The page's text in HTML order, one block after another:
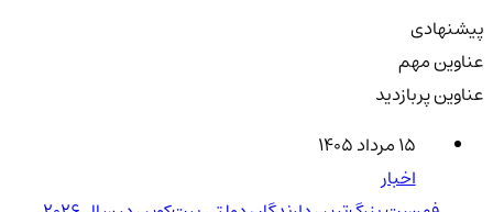
پیشنهادی
عناوین مهم
عناوین پربازدید
۱۵ مرداد ۱۴۰۵
اخبار